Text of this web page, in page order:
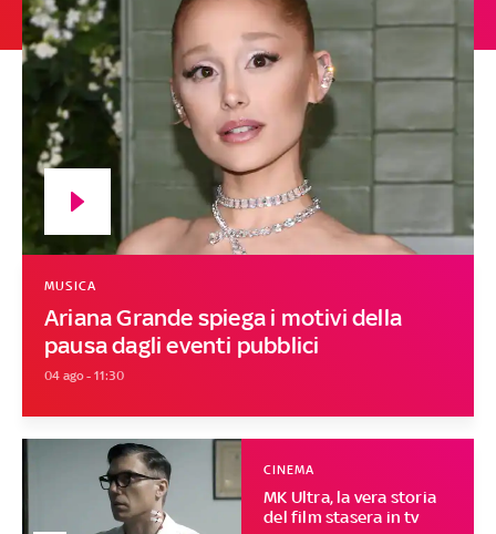
Ariana Grande spiega i motivi della
pausa dagli eventi pubblici
MUSICA
04 ago - 11:30
MK Ultra, la vera storia
del film stasera in tv
CINEMA